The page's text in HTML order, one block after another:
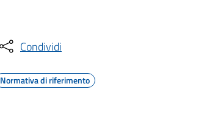
Condividi
Normativa di riferimento